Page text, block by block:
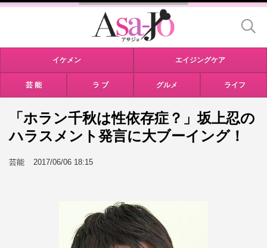
イケメン エイジングケア
芸 能 ラ ブ グルメ ライフ
「ホラン千秋は性依存症？」坂上忍の
ハラスメント発言に大ブーイング！
芸能 2017/06/06 18:15